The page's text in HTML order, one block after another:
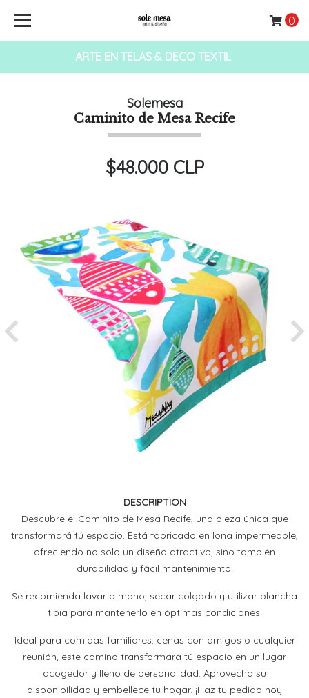
ARTE EN TELAS & DECO TEXTIL
0
Solemesa
Caminito de Mesa Recife
$48.000 CLP
Previous
DESCRIPTION
Descubre el Caminito de Mesa Recife, una pieza única que
transformará tú espacio. Está fabricado en lona impermeable,
ofreciendo no solo un diseño atractivo, sino también
durabilidad y fácil mantenimiento.
Se recomienda lavar a mano, secar colgado y utilizar plancha
tibia para mantenerlo en óptimas condiciones.
Ideal para comidas familiares, cenas con amigos o cualquier
reunión, este camino transformará tú espacio en un lugar
acogedor y lleno de personalidad. Aprovecha su
disponibilidad y embellece tu hogar. ¡Haz tu pedido hoy